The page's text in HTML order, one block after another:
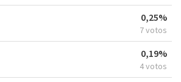
0,25%
7 votos
0,19%
4 votos